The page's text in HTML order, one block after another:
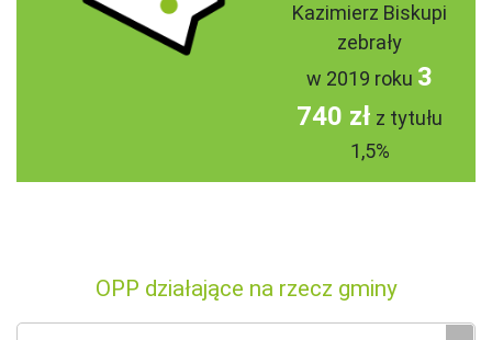
Kazimierz Biskupi
zebrały
w 2019 roku 3
740 zł z tytułu
1,5%
OPP działające na rzecz gminy